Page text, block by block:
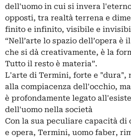
dell'uomo in cui si invera
opposti, tra realtà terrena e
finito e infinito, visibile e
“Nell’arte lo spazio dell’opera è
che si dà creativamente, è la
Tutto il resto è materia”.
L'arte di Termini, forte e "dura",
alla compiacenza dell'occhio,
è profondamente legato
dell'uomo nella società
Con la sua peculiare capacità di
e opera, Termini, uomo faber,